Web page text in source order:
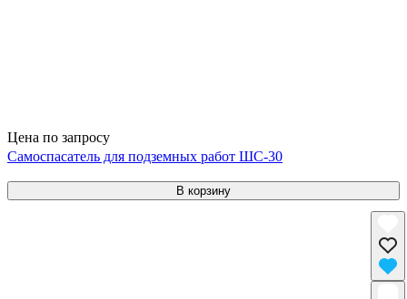
Цена по запросу
Самоспасатель для подземных работ ШС-30
В корзину